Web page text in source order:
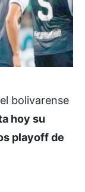
bolivarense
hoy su
playoff de